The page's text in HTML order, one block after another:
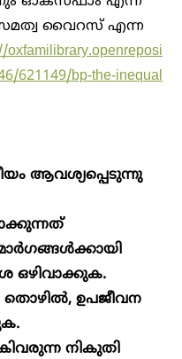
വൈറസ് എന്ന
oxfamilibrary.openreposi
621149/bp-the-inequal
ആവശ്യപ്പെടുന്നു
തൊഴിൽ, ഉപജീവന
നികുതി